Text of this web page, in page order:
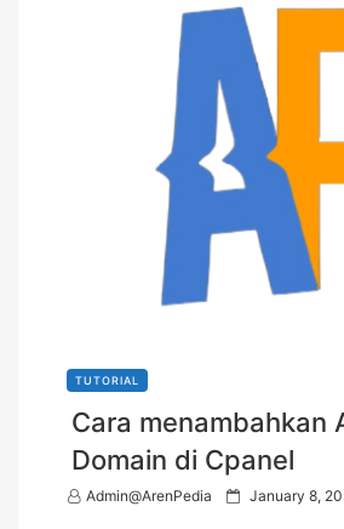
TUTORIAL
Cara menambahkan
Domain di Cpanel
Admin@ArenPedia
P January 8,